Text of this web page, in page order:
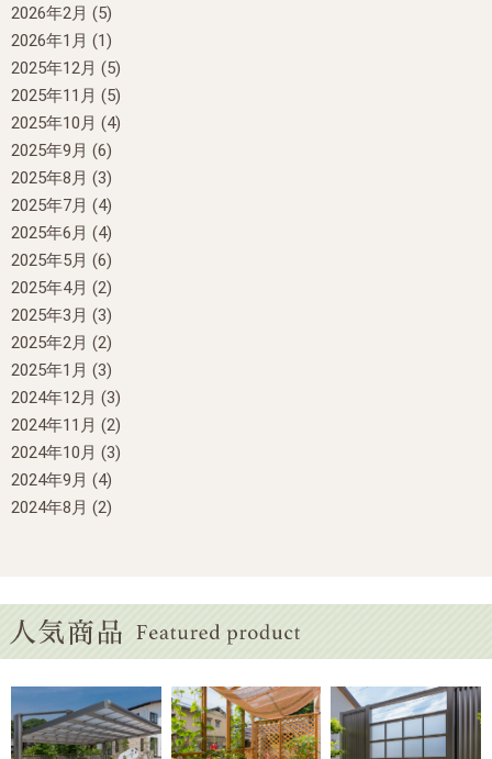
2026年2月 (5)
2026年1月 (1)
2025年12月 (5)
2025年11月 (5)
2025年10月 (4)
2025年9月 (6)
2025年8月 (3)
2025年7月 (4)
2025年6月 (4)
2025年5月 (6)
2025年4月 (2)
2025年3月 (3)
2025年2月 (2)
2025年1月 (3)
2024年12月 (3)
2024年11月 (2)
2024年10月 (3)
2024年9月 (4)
2024年8月 (2)